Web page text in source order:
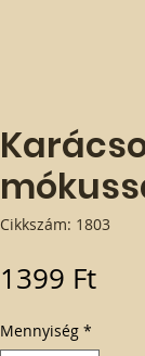
Cikkszám: 1803
1399 FtÁr
Mennyiség *